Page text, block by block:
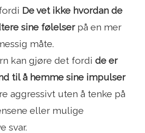
De vet ikke hvordan de
sine følelserpå en mer
måte.
kan gjøre det fordi de er
til å hemme sine impulser
aggressivt uten å tenke på
eller mulige
svar.